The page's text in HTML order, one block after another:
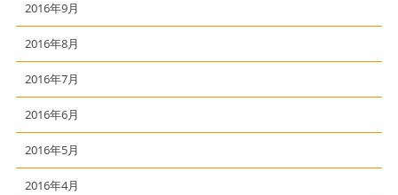
2016年9月
2016年8月
2016年7月
2016年6月
2016年5月
2016年4月